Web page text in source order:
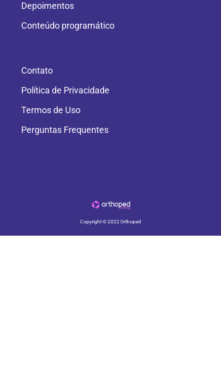
Depoimentos
Conteúdo programático
Contato
Política de Privacidade
Termos de Uso
Perguntas Frequentes
Copyright © 2022 Orthoped